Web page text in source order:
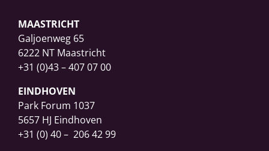
MAASTRICHT
Galjoenweg 65
6222 NT Maastricht
+31 (0)43 – 407 07 00
EINDHOVEN
Park Forum 1037
5657 HJ Eindhoven
+31 (0) 40 – 206 42 99